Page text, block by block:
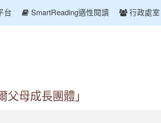
台 SmartReading適性閱讀 行政處室
父母成長團體」